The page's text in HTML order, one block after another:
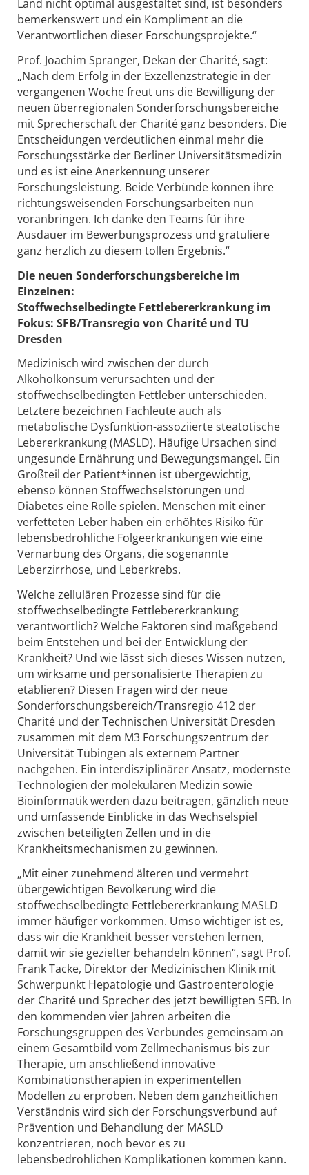
Land nicht optimal ausgestaltet sind, ist besonders
bemerkenswert und ein Kompliment an die
Verantwortlichen dieser Forschungsprojekte.“
Prof. Joachim Spranger, Dekan der Charité, sagt:
„Nach dem Erfolg in der Exzellenzstrategie in der
vergangenen Woche freut uns die Bewilligung der
neuen überregionalen Sonderforschungsbereiche
mit Sprecherschaft der Charité ganz besonders. Die
Entscheidungen verdeutlichen einmal mehr die
Forschungsstärke der Berliner Universitätsmedizin
und es ist eine Anerkennung unserer
Forschungsleistung. Beide Verbünde können ihre
richtungsweisenden Forschungsarbeiten nun
voranbringen. Ich danke den Teams für ihre
Ausdauer im Bewerbungsprozess und gratuliere
ganz herzlich zu diesem tollen Ergebnis.“
Die neuen Sonderforschungsbereiche im
Einzelnen:
Stoffwechselbedingte Fettlebererkrankung im
Fokus: SFB/Transregio von Charité und TU
Dresden
Medizinisch wird zwischen der durch
Alkoholkonsum verursachten und der
stoffwechselbedingten Fettleber unterschieden.
Letztere bezeichnen Fachleute auch als
metabolische Dysfunktion-assoziierte steatotische
Lebererkrankung (MASLD). Häufige Ursachen sind
ungesunde Ernährung und Bewegungsmangel. Ein
Großteil der Patient*innen ist übergewichtig,
ebenso können Stoffwechselstörungen und
Diabetes eine Rolle spielen. Menschen mit einer
verfetteten Leber haben ein erhöhtes Risiko für
lebensbedrohliche Folgeerkrankungen wie eine
Vernarbung des Organs, die sogenannte
Leberzirrhose, und Leberkrebs.
Welche zellulären Prozesse sind für die
stoffwechselbedingte Fettlebererkrankung
verantwortlich? Welche Faktoren sind maßgebend
beim Entstehen und bei der Entwicklung der
Krankheit? Und wie lässt sich dieses Wissen nutzen,
um wirksame und personalisierte Therapien zu
etablieren? Diesen Fragen wird der neue
Sonderforschungsbereich/Transregio 412 der
Charité und der Technischen Universität Dresden
zusammen mit dem M3 Forschungszentrum der
Universität Tübingen als externem Partner
nachgehen. Ein interdisziplinärer Ansatz, modernste
Technologien der molekularen Medizin sowie
Bioinformatik werden dazu beitragen, gänzlich neue
und umfassende Einblicke in das Wechselspiel
zwischen beteiligten Zellen und in die
Krankheitsmechanismen zu gewinnen.
„Mit einer zunehmend älteren und vermehrt
übergewichtigen Bevölkerung wird die
stoffwechselbedingte Fettlebererkrankung MASLD
immer häufiger vorkommen. Umso wichtiger ist es,
dass wir die Krankheit besser verstehen lernen,
damit wir sie gezielter behandeln können“, sagt Prof.
Frank Tacke, Direktor der Medizinischen Klinik mit
Schwerpunkt Hepatologie und Gastroenterologie
der Charité und Sprecher des jetzt bewilligten SFB. In
den kommenden vier Jahren arbeiten die
Forschungsgruppen des Verbundes gemeinsam an
einem Gesamtbild vom Zellmechanismus bis zur
Therapie, um anschließend innovative
Kombinationstherapien in experimentellen
Modellen zu erproben. Neben dem ganzheitlichen
Verständnis wird sich der Forschungsverbund auf
Prävention und Behandlung der MASLD
konzentrieren, noch bevor es zu
lebensbedrohlichen Komplikationen kommen kann.